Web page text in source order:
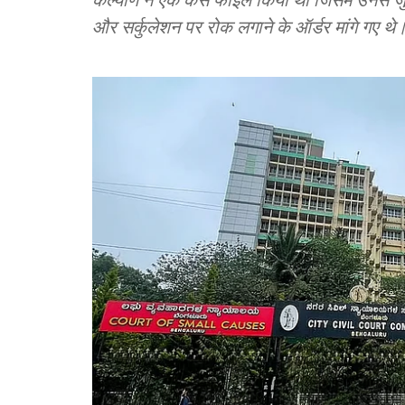
और सर्कुलेशन पर रोक लगाने के ऑर्डर मांगे गए